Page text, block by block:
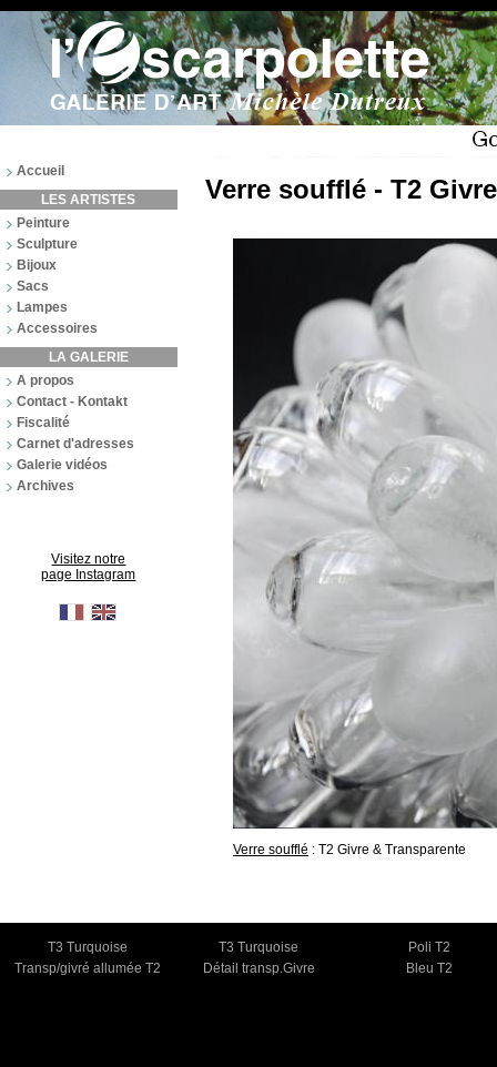
Accueil
LES ARTISTES
Peinture
Sculpture
Bijoux
Sacs
Lampes
Accessoires
LA GALERIE
A propos
Contact - Kontakt
Fiscalité
Carnet d'adresses
Galerie vidéos
Archives
Visitez notre
page Instagram
Verre soufflé - T2
Verre soufflé : T2 Givre & Transparente
T3 Turquoise T3 Turquoise
Poli T2
Transp/givré allumée T2
Détail transp.Givre Bleu T2